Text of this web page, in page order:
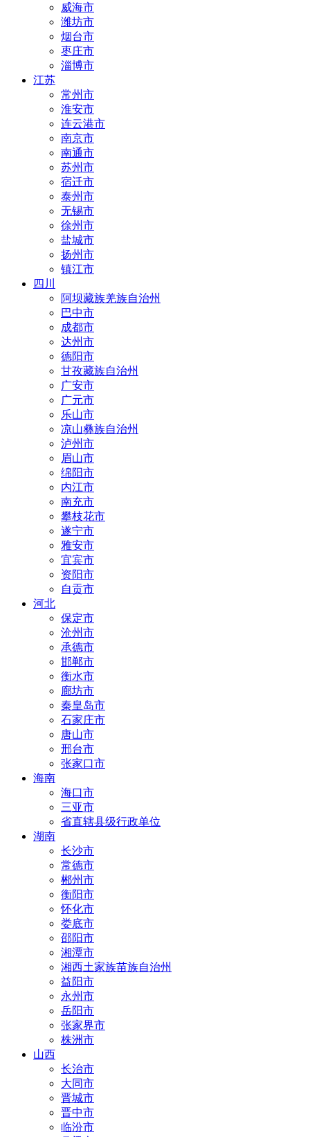
威海市
潍坊市
烟台市
枣庄市
淄博市
江苏
常州市
淮安市
连云港市
南京市
南通市
苏州市
宿迁市
泰州市
无锡市
徐州市
盐城市
扬州市
镇江市
四川
阿坝藏族羌族自治州
巴中市
成都市
达州市
德阳市
甘孜藏族自治州
广安市
广元市
乐山市
凉山彝族自治州
泸州市
眉山市
绵阳市
内江市
南充市
攀枝花市
遂宁市
雅安市
宜宾市
资阳市
自贡市
河北
保定市
沧州市
承德市
邯郸市
衡水市
廊坊市
秦皇岛市
石家庄市
唐山市
邢台市
张家口市
海南
海口市
三亚市
省直辖县级行政单位
湖南
长沙市
常德市
郴州市
衡阳市
怀化市
娄底市
邵阳市
湘潭市
湘西土家族苗族自治州
益阳市
永州市
岳阳市
张家界市
株洲市
山西
长治市
大同市
晋城市
晋中市
临汾市